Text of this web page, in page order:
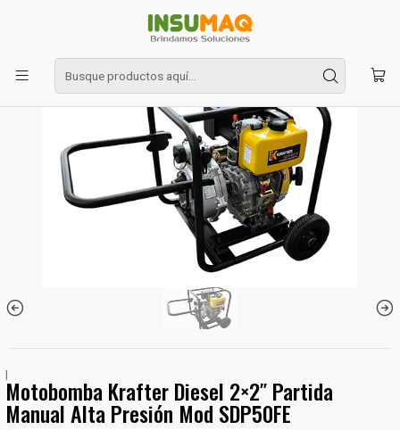
Motobombas - Bombas
Motobomba Krafter Diesel 2×2″ Partida Manual Alta Presión Mod
SDP50FE
|
Motobomba Krafter Diesel 2×2″ Partida
Manual Alta Presión Mod SDP50FE